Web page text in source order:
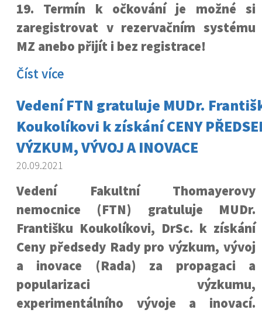
19. Termín k očkování je možné si
zaregistrovat v rezervačním systému
MZ anebo přijít i bez registrace!
Číst více
Vedení FTN gratuluje MUDr.
Koukolíkovi k získání CENY
VÝZKUM, VÝVOJ A INOVACE
20.09.2021
Vedení Fakultní Thomayerovy
nemocnice (FTN) gratuluje MUDr.
Františku Koukolíkovi, DrSc. k získání
Ceny předsedy Rady pro výzkum, vývoj
a inovace (Rada) za propagaci a
popularizaci výzkumu,
experimentálního vývoje a inovací.